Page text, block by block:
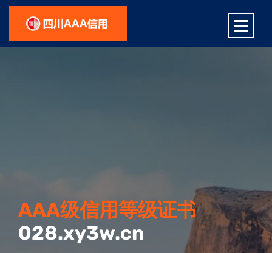
四川AAA级信用评价
028.xy3w.cn
AAA级信用等级证书
028.xy3w.cn
企业管理咨询服务
028.xy3w.cn